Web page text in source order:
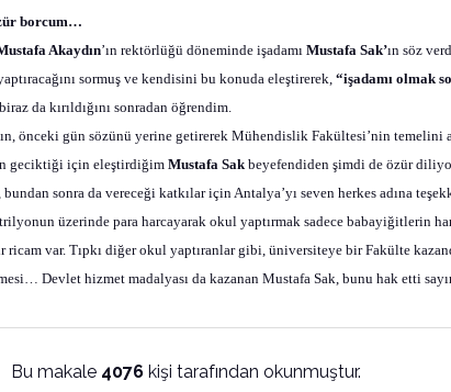
borcum…
Akaydın’ın rektörlüğü döneminde işadamı Mustafa Sak’ın söz
sormuş ve kendisini bu konuda eleştirerek, “işadamı olmak
da kırıldığını sonradan öğrendim.
önceki gün sözünü yerine getirerek Mühendislik Fakültesi’nin temelini
geciktiği için eleştirdiğim Mustafa Sakbeyefendiden şimdi de özür
sonra da vereceği katkılar için Antalya’yı seven herkes adına
üzerinde para harcayarak okul yaptırmak sadece babayiğitlerin
var. Tıpkı diğer okul yaptıranlar gibi, üniversiteye bir Fakülte
Devlet hizmet madalyası da kazanan Mustafa Sak, bunu hak etti
Bu makale 4076kişi tarafından okunmuştur.